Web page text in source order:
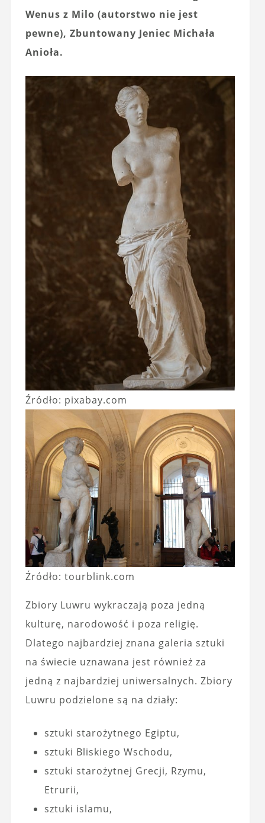
Wenus z Milo (autorstwo nie jest
pewne), Zbuntowany Jeniec Michała
Anioła.
Źródło: pixabay.com
Źródło: tourblink.com
Zbiory Luwru wykraczają poza jedną
kulturę, narodowość i poza religię.
Dlatego najbardziej znana galeria sztuki
na świecie uznawana jest również za
jedną z najbardziej uniwersalnych. Zbiory
Luwru podzielone są na działy:
sztuki starożytnego Egiptu,
sztuki Bliskiego Wschodu,
sztuki starożytnej Grecji, Rzymu,
Etrurii,
sztuki islamu,